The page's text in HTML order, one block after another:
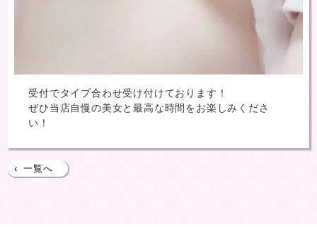
受付でタイプ合わせ受け付けております！
ぜひ当店自慢の美女と最高な時間をお楽しみくださ
い！
‹ 一覧へ